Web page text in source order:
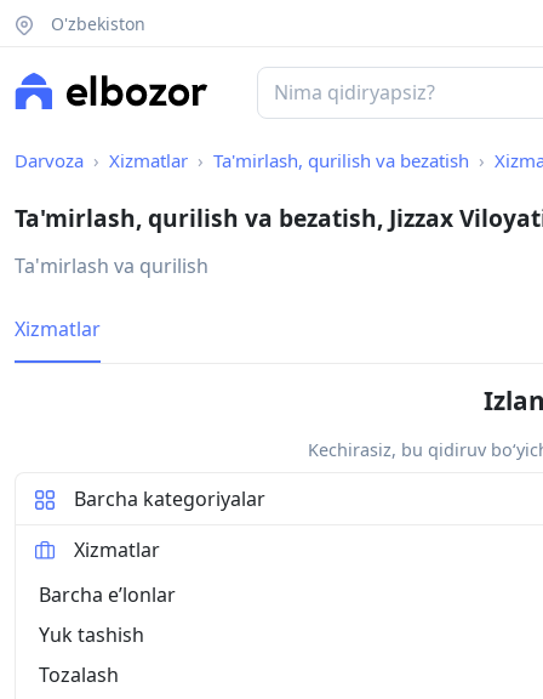
O'zbekiston
Darvoza Xizmatlar Ta'mirlash, qurilish va bezatish
Ta'mirlash, qurilish va bezatish, Jizzax
Ta'mirlash va qurilish
Xizmatlar
Kechirasiz, bu qidiruv
Barcha kategoriyalar
Xizmatlar
Barcha eʼlonlar
Yuk tashish
Tozalash